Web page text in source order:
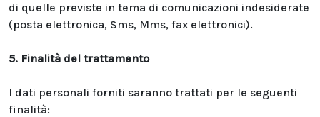
di quelle previste in tema di comunicazioni indesiderate
(posta elettronica, Sms, Mms, fax elettronici).
5. Finalità del trattamento
I dati personali forniti saranno trattati per le seguenti
finalità: